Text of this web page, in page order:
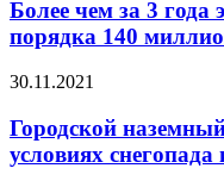
Более чем за 3 года
порядка 140
30.11.2021
Городской
условиях снегопада